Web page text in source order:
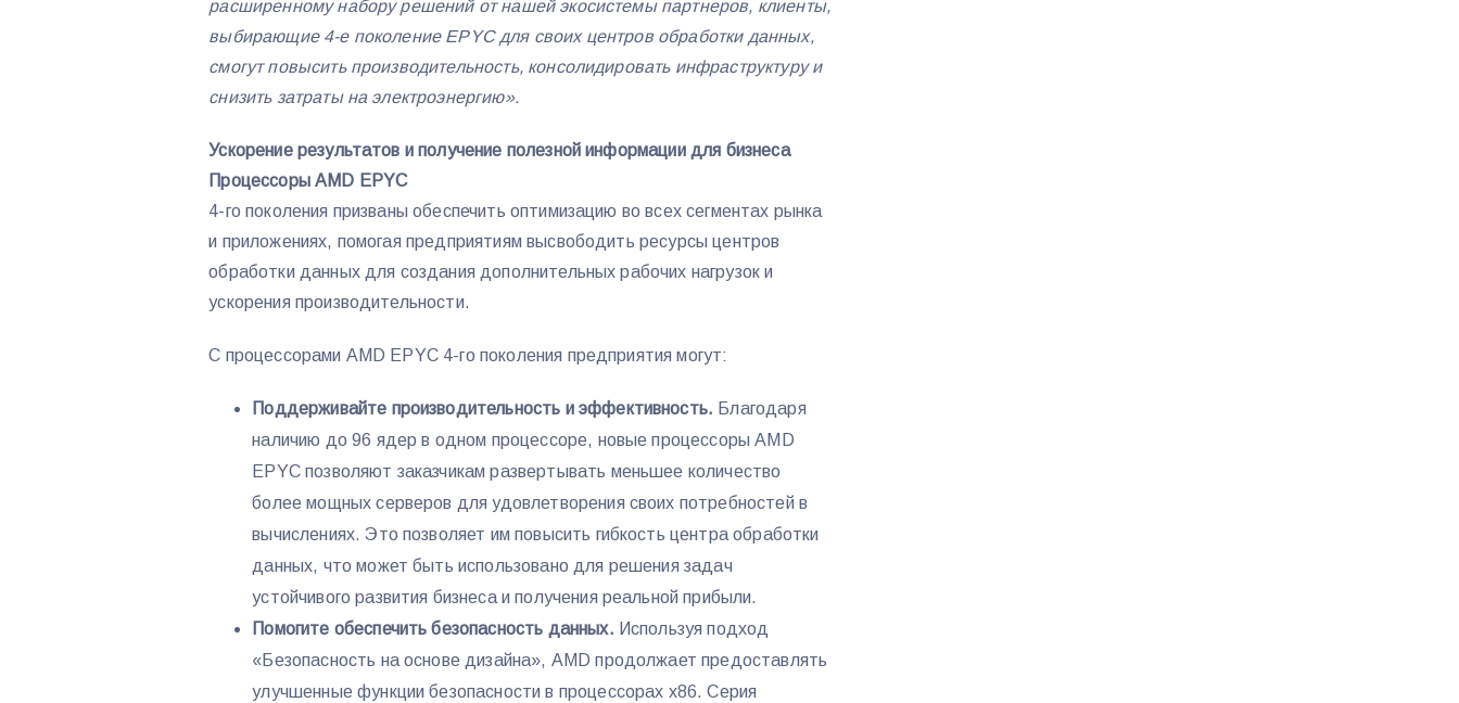
расширенному набору решений от нашей экосистемы партнеров, клиенты,
выбирающие 4-е поколение EPYC для своих центров обработки данных,
смогут повысить производительность, консолидировать инфраструктуру и
снизить затраты на электроэнергию».
Ускорение результатов и получение полезной информации для бизнеса
Процессоры AMD EPYC
4-го поколения призваны обеспечить оптимизацию во всех сегментах рынка
и приложениях, помогая предприятиям высвободить ресурсы центров
обработки данных для создания дополнительных рабочих нагрузок и
ускорения производительности.
С процессорами AMD EPYC 4-го поколения предприятия могут:
Поддерживайте производительность и эффективность. Благодаря
наличию до 96 ядер в одном процессоре, новые процессоры AMD
EPYC позволяют заказчикам развертывать меньшее количество
более мощных серверов для удовлетворения своих потребностей в
вычислениях. Это позволяет им повысить гибкость центра обработки
данных, что может быть использовано для решения задач
устойчивого развития бизнеса и получения реальной прибыли.
Помогите обеспечить безопасность данных. Используя подход
«Безопасность на основе дизайна», AMD продолжает предоставлять
улучшенные функции безопасности в процессорах x86. Серия